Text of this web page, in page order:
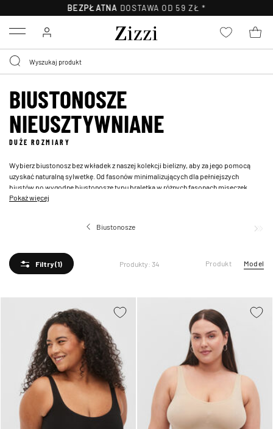
BEZPŁATNA DOSTAWA OD 59 ZŁ *
Menu
BIUSTONOSZE
NIEUSZTYWNIANE
DUŻE ROZMIARY
Wybierz biustonosz bez wkładek z naszej kolekcji bielizny, aby za jego pomocą
uzyskać naturalną sylwetkę. Od fasonów minimalizujących dla pełniejszych
biustów po wygodnebiustonosze typu braletkaw różnych fasonach miseczek,
nasze biustonosze wspierają i zapewniają efektowniejszy wygląd. Dodaj swojej
Pokaż więcej
Biustonosze
Filtry(1) Produkty: 34 Produkt Model